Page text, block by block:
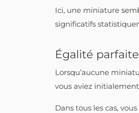
Ici, une miniature
significatifs
Égalité parfaite
Lorsqu’aucune
vous aviez
Dans tous les cas,